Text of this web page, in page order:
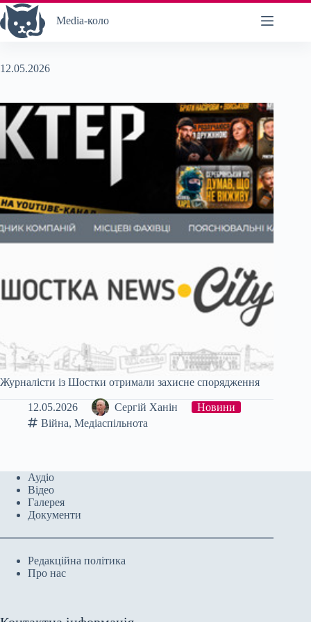
Перейти
до
вмісту
Media-коло
12.05.2026
Журналісти із Шостки отримали захисне спорядження
12.05.2026 Сергій Ханін
Новини
Війна, Медіаспільнота
Аудіо
Відео
Галерея
Документи
Редакційна політика
Про нас